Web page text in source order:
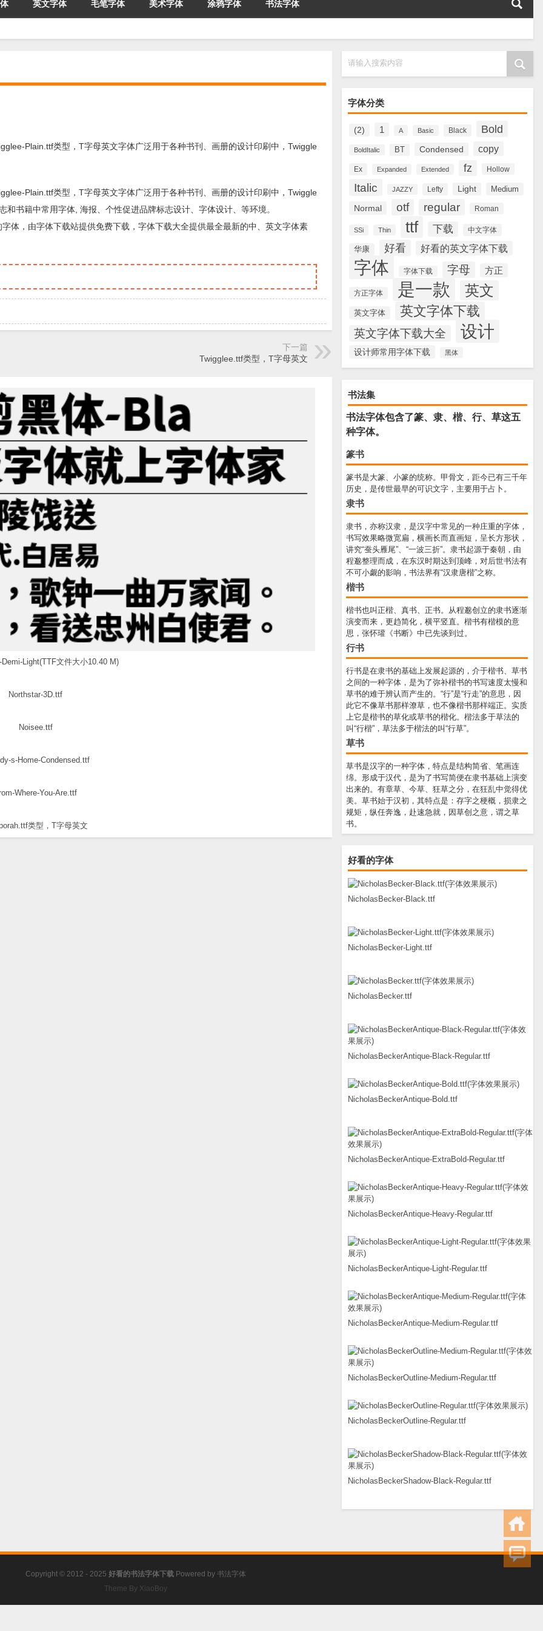
英文字体 毛笔字体 美术字体 涂鸦字体 书法字体
请输入搜索内容
字体分类
(2) 1 A Basic Black Bold
BoldItalic BT Condensed copy
Ex Expanded Extended fz Hollow
Italic JAZZY Lefty Light Medium
Normal otf regular Roman
SSi Thin ttf 下载 中文字体
华康 好看 好看的英文字体下载
字体 字体下载 字母 方正
方正字体 是一款 英文
英文字体 英文字体下载
英文字体下载大全 设计
设计师常用字体下载 黑体
书法集
书法字体包含了篆、隶、楷、行、草这五
种字体。
篆书
篆书是大篆、小篆的统称。甲骨文，距今已有三千年
历史，是传世最早的可识文字，主要用于占卜。
隶书
隶书，亦称汉隶，是汉字中常见的一种庄重的字体，
书写效果略微宽扁，横画长而直画短，呈长方形状，
讲究“蚕头雁尾”、“一波三折”。隶书起源于秦朝，由
程邈整理而成，在东汉时期达到顶峰，对后世书法有
不可小觑的影响，书法界有“汉隶唐楷”之称。
楷书
楷书也叫正楷、真书、正书。从程邈创立的隶书逐渐
演变而来，更趋简化，横平竖直。楷书有楷模的意
思，张怀瓘《书断》中已先谈到过。
行书
行书是在隶书的基础上发展起源的，介于楷书、草书
之间的一种字体，是为了弥补楷书的书写速度太慢和
草书的难于辨认而产生的。“行”是“行走”的意思，因
此它不像草书那样潦草，也不像楷书那样端正。实质
上它是楷书的草化或草书的楷化。楷法多于草法的
叫“行楷”，草法多于楷法的叫“行草”。
草书
草书是汉字的一种字体，特点是结构简省、笔画连
绵。形成于汉代，是为了书写简便在隶书基础上演变
出来的。有章草、今草、狂草之分，在狂乱中觉得优
美。草书始于汉初，其特点是：存字之梗概，损隶之
规矩，纵任奔逸，赴速急就，因草创之意，谓之草
书。
好看的字体
NicholasBecker-Black.ttf
NicholasBecker-Light.ttf
NicholasBecker.ttf
NicholasBeckerAntique-Black-Regular.ttf
NicholasBeckerAntique-Bold.ttf
NicholasBeckerAntique-ExtraBold-Regular.ttf
NicholasBeckerAntique-Heavy-Regular.ttf
NicholasBeckerAntique-Light-Regular.ttf
NicholasBeckerAntique-Medium-Regular.ttf
NicholasBeckerOutline-Medium-Regular.ttf
NicholasBeckerOutline-Regular.ttf
NicholasBeckerShadow-Black-Regular.ttf
Plain.ttf类型，T字母英文字体广泛用于各种书刊、画册的设计印刷中，Twiggle
Plain.ttf类型，T字母英文字体广泛用于各种书刊、画册的设计印刷中，Twiggle
书籍中常用字体, 海报、个性促进品牌标志设计、字体设计、等环境。
体，由字体下载站提供免费下载，字体下载大全提供最全最新的中、英文字体素
下一篇
Twigglee.ttf类型，T字母英文
Light(TTF文件大小10.40 M)
Northstar-3D.ttf
Noisee.ttf
s-Home-Condensed.ttf
Where-You-Are.ttf
类型，T字母英文
Copyright © 2012 - 2025 好看的书法字体下载 Powered by 书法字体
Theme By XiaoBoy